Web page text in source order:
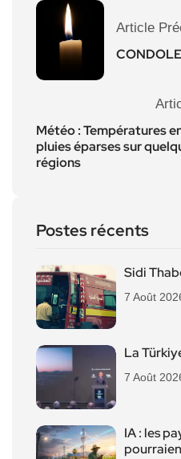
Article
Météo : Températures
pluies éparses sur
régions
Postes récents
Sidi
7 Août
La
7 Août
IA : les